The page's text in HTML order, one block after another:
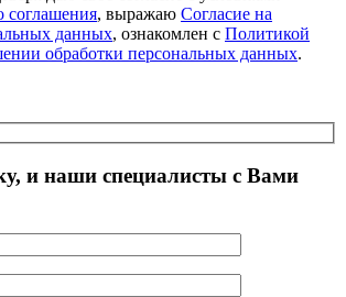
соглашения, выражаю Согласие на
данных, ознакомлен с Политикой
обработки персональных данных.
и наши специалисты с Вами